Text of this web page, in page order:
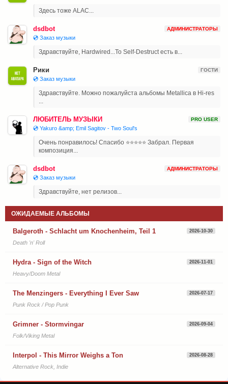
Здесь тоже ALAC...
dsdbot АДМИНИСТРАТОРЫ
💿 Заказ музыки
Здравствуйте, Hardwired...To Self-Destruct есть в...
Рики ГОСТИ
💿 Заказ музыки
Здравствуйте. Можно пожалуйста альбомы Metallica в Hi-res
...
ЛЮБИТЕЛЬ МУЗЫКИ PRO USER
💿 Yakuro &amp; Emil Sagitov - Two Soul's
Очень понравилось! Спасибо ⭐⭐⭐⭐⭐ Забрал. Первая
композиция...
dsdbot АДМИНИСТРАТОРЫ
💿 Заказ музыки
Здравствуйте, нет релизов...
ОЖИДАЕМЫЕ АЛЬБОМЫ
Balgeroth - Schlacht um Knochenheim, Teil 1 2026-10-30
Death 'n' Roll
Hydra - Sign of the Witch 2026-11-01
Heavy/Doom Metal
The Menzingers - Everything I Ever Saw 2026-07-17
Punk Rock / Pop Punk
Grimner - Stormvingar 2026-09-04
Folk/Viking Metal
Interpol - This Mirror Weighs a Ton 2026-08-28
Alternative Rock, Indie